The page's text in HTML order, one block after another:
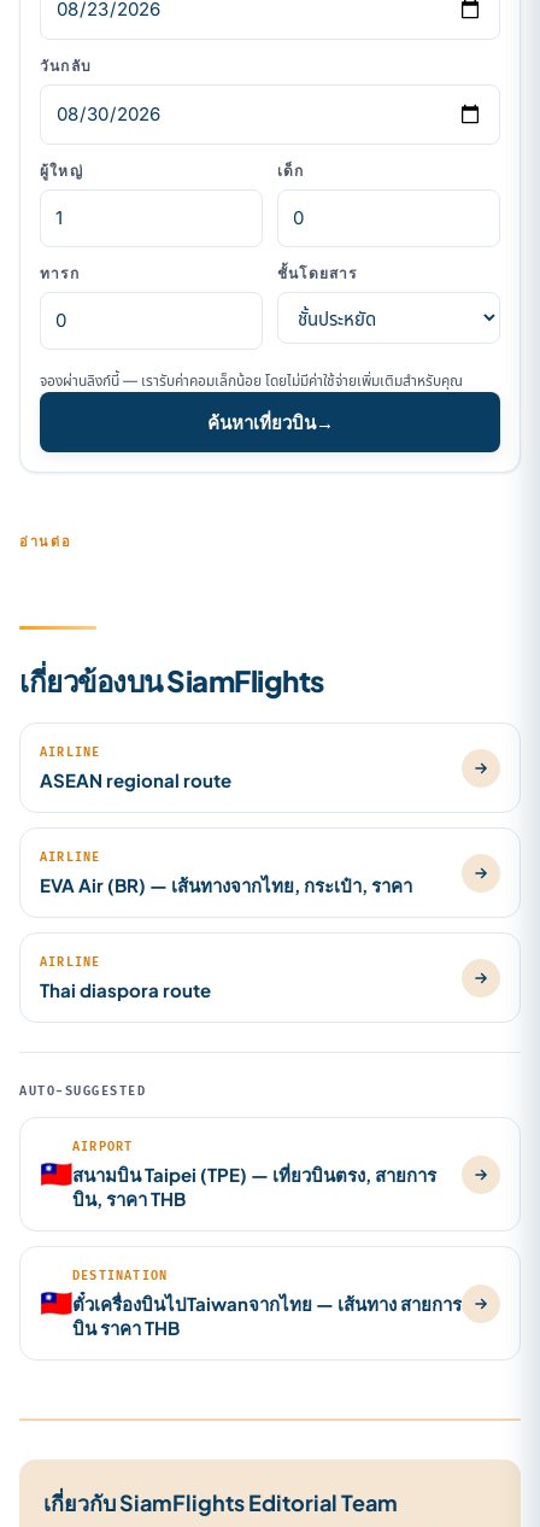
วันกลับ
ผู้ใหญ่ เด็ก
ทารก ชั้นโดยสาร
จองผ่านลิงก์นี้ — เรารับค่าคอมเล็กน้อย โดยไม่มีค่าใช้จ่ายเพิ่มเติมสำหรับคุณ
ค้นหาเที่ยวบิน→
อ่านต่อ
เกี่ยวข้องบน SiamFlights
AIRLINE
ASEAN regional route
AIRLINE
EVA Air (BR) — เส้นทางจากไทย, กระเป๋า, ราคา
AIRLINE
Thai diaspora route
AUTO-SUGGESTED
🇹🇼
AIRPORT
สนามบิน Taipei (TPE) — เที่ยวบินตรง, สายการ
บิน, ราคา THB
🇹🇼
DESTINATION
ตั๋วเครื่องบินไปTaiwanจากไทย — เส้นทาง สายการ
บิน ราคา THB
เกี่ยวกับ SiamFlights Editorial Team